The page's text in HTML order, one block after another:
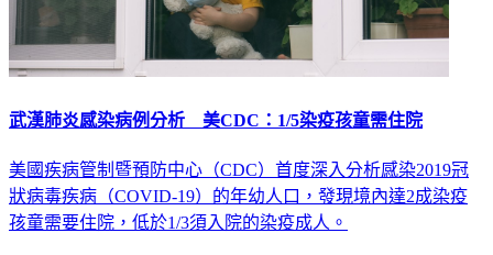
武漢肺炎感染病例分析 美CDC：1/5染疫孩童需住院
美國疾病管制暨預防中心（CDC）首度深入分析感染2019冠
狀病毒疾病（COVID-19）的年幼人口，發現境內達2成染疫
孩童需要住院，低於1/3須入院的染疫成人。